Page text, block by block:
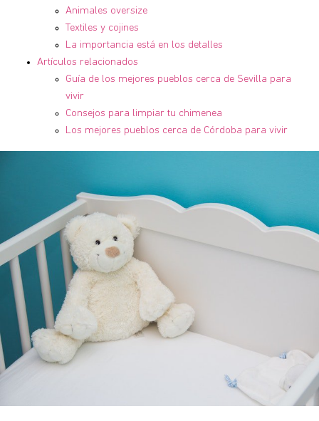
Animales oversize
Textiles y cojines
La importancia está en los detalles
Artículos relacionados
Guía de los mejores pueblos cerca de Sevilla para
vivir
Consejos para limpiar tu chimenea
Los mejores pueblos cerca de Córdoba para vivir